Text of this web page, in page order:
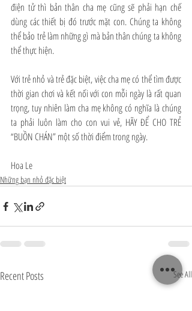
điện tử thì bản thân cha mẹ cũng sẽ phải hạn chế
dùng các thiết bị đó trước mặt con. Chúng ta không
thể bảo trẻ làm những gì mà bản thân chúng ta không
thể thực hiện.
Với trẻ nhỏ và trẻ đặc biệt, việc cha mẹ có thể tìm được
thời gian chơi và kết nối với con mỗi ngày là rất quan
trọng, tuy nhiên làm cha mẹ không có nghĩa là chúng
ta phải luôn làm cho con vui vẻ, HÃY ĐỂ CHO TRẺ
“BUỒN CHÁN” một số thời điểm trong ngày.
Hoa Le
Những bạn nhỏ đặc biệt
Recent Posts See All